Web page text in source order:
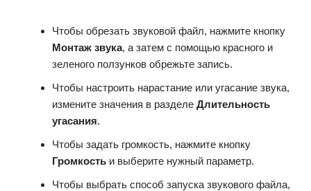
Чтобы обрезать звуковой файл, нажмите кнопку
Монтаж звука, а затем с помощью красного и
зеленого ползунков обрежьте запись.
Чтобы настроить нарастание или угасание звука,
измените значения в разделе Длительность
угасания.
Чтобы задать громкость, нажмите кнопку
Громкость и выберите нужный параметр.
Чтобы выбрать способ запуска звукового файла,